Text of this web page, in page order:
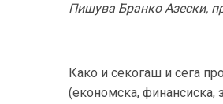
Пишува Бранко Азески,
Како и секогаш и сега
(економска, финансиска,